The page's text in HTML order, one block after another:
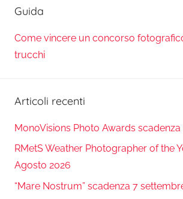
Guida
Come vincere un concorso
trucchi
Articoli recenti
MonoVisions Photo Awards scadenza
RMetS Weather Photographer of the
Agosto 2026
“Mare Nostrum” scadenza 7